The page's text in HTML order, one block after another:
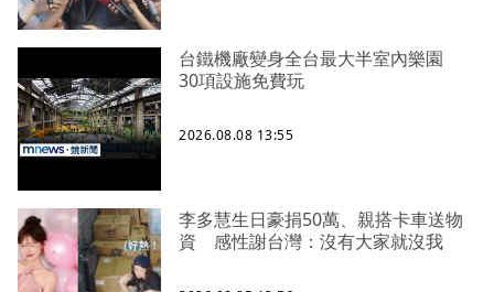
台鐵機廠變身全台最大半室內樂園
30項設施免費玩
2026.08.08 13:55
李多慧生日豪捐50萬、親搭卡車送物
資 感性謝台灣：沒有大家就沒我